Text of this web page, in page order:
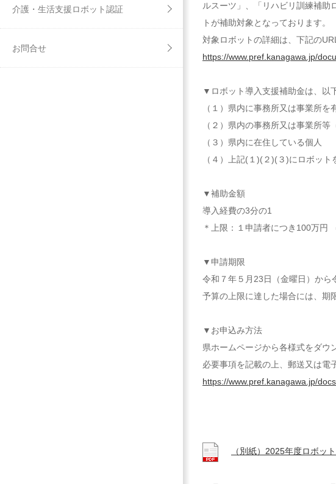
介護・生活支援ロボット認証
お問合せ
ルスーツ」、「リハビリ訓練補助
トが補助対象となっております。
対象ロボットの詳細は、下記の
https://www.pref.kanagawa.jp/
▼ロボット導入支援補助金は、以
（１）県内に事務所又は事業所
（２）県内の事務所又は事業所等
（３）県内に在住している個人
（４）上記(１)(２)(３)にロボッ
▼補助金額
導入経費の3分の1
＊上限：１申請者につき100万円
▼申請期限
令和７年５月23日（金曜日）か
予算の上限に達した場合には、期
▼お申込み方法
県ホームページから各様式をダウ
必要事項を記載の上、郵送又は電
https://www.pref.kanagawa.jp/
（別紙）2025年度ロボッ